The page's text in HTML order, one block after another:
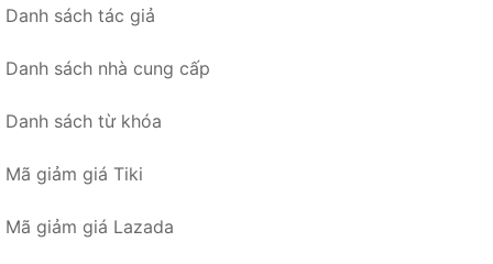
Danh sách tác giả
Danh sách nhà cung cấp
Danh sách từ khóa
Mã giảm giá Tiki
Mã giảm giá Lazada